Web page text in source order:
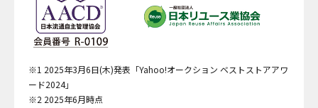
※1 2025年3月6日(木)発表「Yahoo!オークション ベストストアアワ
ード2024」
※2 2025年6月時点